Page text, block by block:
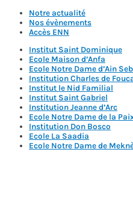
Notre actualité
Nos évènements
Accès ENN
Institut Saint Dominique
Ecole Maison d’Anfa
Ecole Notre Dame d’Ain
Institution Charles de
Institut le Nid Familial
Institut Saint Gabriel
Institution Jeanne d’Arc
Ecole Notre Dame de la
Institution Don Bosco
Ecole La Saadia
Ecole Notre Dame de